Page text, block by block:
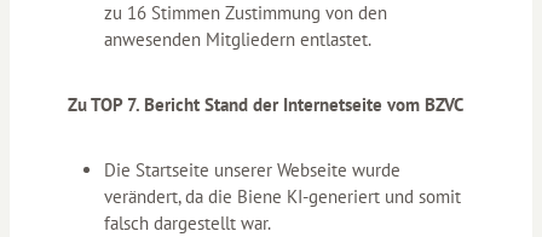
zu 16 Stimmen Zustimmung von den
anwesenden Mitgliedern entlastet.
Zu TOP 7. Bericht Stand der Internetseite vom BZVC
Die Startseite unserer Webseite wurde
verändert, da die Biene KI-generiert und somit
falsch dargestellt war.